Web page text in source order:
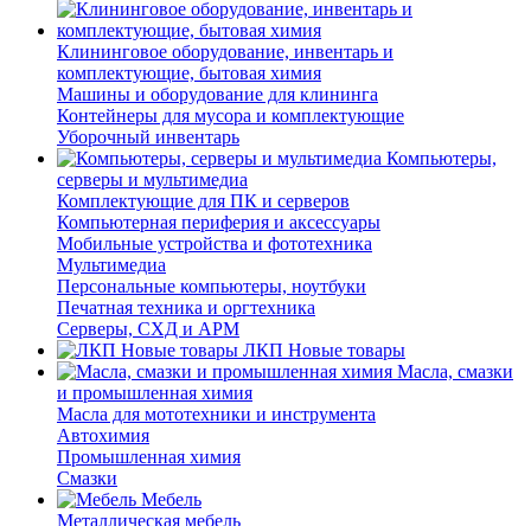
Клининговое оборудование, инвентарь и
комплектующие, бытовая химия
Машины и оборудование для клининга
Контейнеры для мусора и комплектующие
Уборочный инвентарь
Компьютеры,
серверы и мультимедиа
Комплектующие для ПК и серверов
Компьютерная периферия и аксессуары
Мобильные устройства и фототехника
Мультимедиа
Персональные компьютеры, ноутбуки
Печатная техника и оргтехника
Серверы, СХД и АРМ
ЛКП Новые товары
Масла, смазки
и промышленная химия
Масла для мототехники и инструмента
Автохимия
Промышленная химия
Смазки
Мебель
Металлическая мебель